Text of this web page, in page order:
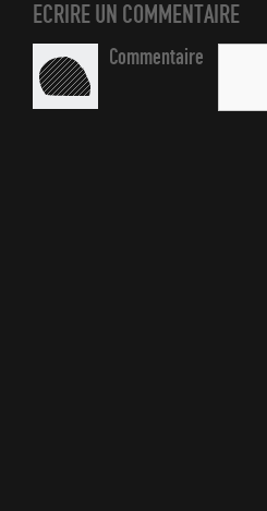
ECRIRE UN COMMENTAIRE
Commentaire